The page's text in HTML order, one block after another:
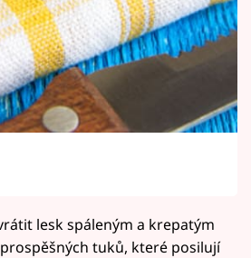
lesk spáleným a krepatým
tuků, které posilují